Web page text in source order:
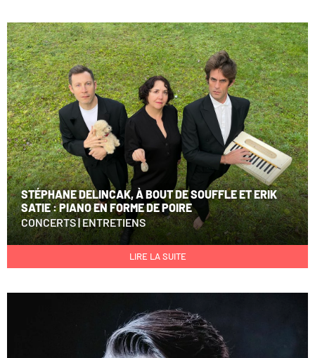
STÉPHANE DELINCAK, À BOUT DE SOUFFLE ET ERIK
SATIE : PIANO EN FORME DE POIRE
CONCERTS|ENTRETIENS
LIRE LA SUITE